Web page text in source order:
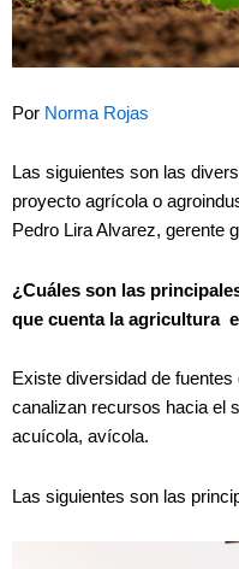
Por Norma Rojas
Las siguientes son las
proyecto agrícola o
Pedro Lira Alvarez, gerente
¿Cuáles son las
que cuenta la agricultura
Existe diversidad de
canalizan recursos hacia el
acuícola, avícola.
Las siguientes son las